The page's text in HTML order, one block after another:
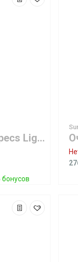
Очки SeaSpecs Lightning Specs
бонусов